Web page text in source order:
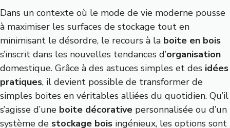
Dans un contexte où le mode de vie moderne pousse
à maximiser les surfaces de stockage tout en
minimisant le désordre, le recours à la boite en bois
s’inscrit dans les nouvelles tendances d’organisation
domestique. Grâce à des astuces simples et des idées
pratiques, il devient possible de transformer de
simples boites en véritables alliées du quotidien. Qu’il
s’agisse d’une boite décorative personnalisée ou d’un
système de stockage bois ingénieux, les options sont